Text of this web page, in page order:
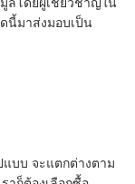
นี้มาส่งมอบเป็น
บบ จะแตกต่างตาม